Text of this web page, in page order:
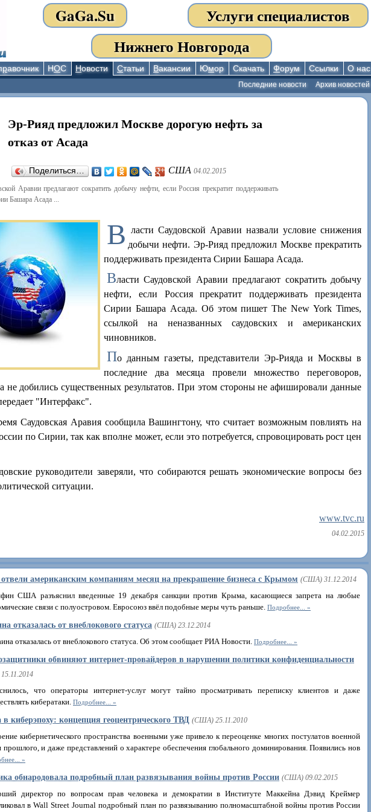
GaGa.Su
Услуги специалистов
Нижнего Новгорода
равочник НОС Новости Статьи Вакансии Юмор Скачать Форум Ссылки О нас
Архив новостей
Последние новости
Эр-Рияд предложил Москве дорогую нефть за
отказ от Асада
Поделиться… США 04.02.2015
Аравии предлагают сократить добычу нефти, если Россия прекратит поддерживать
Башара Асада ...
В ласти Саудовской Аравии назвали условие снижения
добычи нефти. Эр-Рияд предложил Москве прекратить
поддерживать президента Сирии Башара Асада.
Власти Саудовской Аравии предлагают сократить добычу
нефти, если Россия прекратит поддерживать президента
Сирии Башара Асада. Об этом пишет The New York Times,
ссылкой на неназванных саудовских и американских
чиновников.
По данным газеты, представители Эр-Рияда и Москвы в
последние два месяца провели множество переговоров,
не добились существенных результатов. При этом стороны не афишировали данные
"Интерфакс".
Саудовская Аравия сообщила Вашингтону, что считает возможным повлиять на
по Сирии, так как вполне может, если это потребуется, спровоцировать рост цен
руководители заверяли, что собираются решать экономические вопросы без
ситуации.
www.tvc.ru
04.02.2015
американским компаниям месяц на прекращение бизнеса с Крымом (США) 31.12.2014
США разъяснил введенные 19 декабря санкции против Крыма, касающиеся запрета на любые
связи с полуостровом. Евросоюз ввёл подобные меры чуть раньше. Подробнее...
отказалась от внеблокового статуса (США) 23.12.2014
отказалась от внеблокового статуса. Об этом сообщает РИА Новости. Подробнее...
обвиняют интернет-провайдеров в нарушении политики конфиденциальности
что операторы интернет-услуг могут тайно просматривать переписку клиентов и даже
кибератаки. Подробнее...
в киберэпоху: концепция геоцентрического ТВД (США) 25.11.2010
кибернетического пространства военными уже привело к переоценке многих постулатов военной
прошлого, и даже представлений о характере обеспечения глобального доминирования. Появились нов
обнародовала подробный план развязывания войны против России (США) 09.02.2015
директор по вопросам прав человека и демократии в Институте Маккейна Дэвид Креймер
в Wall Strеet Journal подробный план по развязыванию полномасштабной войны против России